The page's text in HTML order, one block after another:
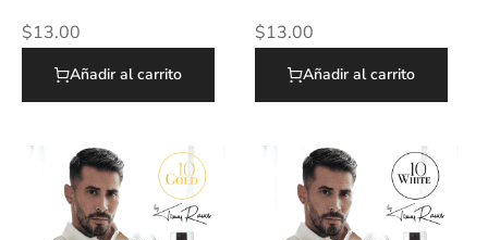
$13.00
Añadir al carrito
$13.00
Añadir al carrito